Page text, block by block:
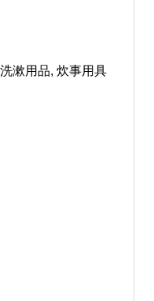
漱用品, 炊事用具